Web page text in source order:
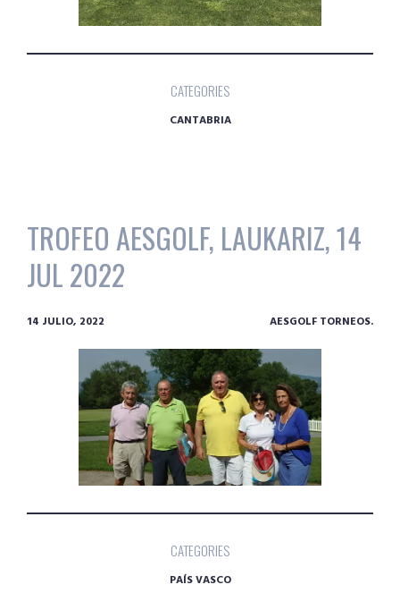
CATEGORIES
CANTABRIA
TROFEO AESGOLF, LAUKARIZ, 14
JUL 2022
14 JULIO, 2022 AESGOLF TORNEOS.
CATEGORIES
PAÍS VASCO